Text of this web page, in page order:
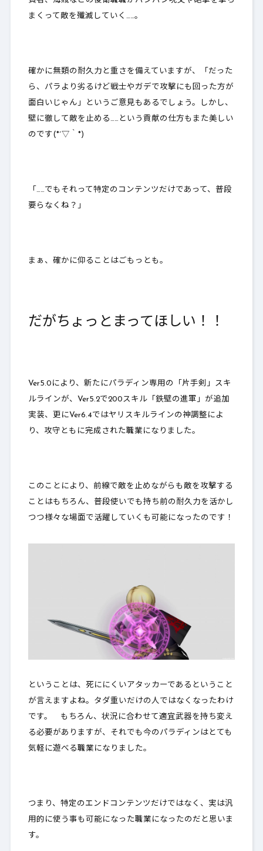
まくって敵を殲滅していく……。
確かに無類の耐久力と重さを備えていますが、「だった
ら、パラより劣るけど戦士やガデで攻撃にも回った方が
面白いじゃん」というご意見もあるでしょう。しかし、
壁に徹して敵を止める……という 貢献の仕方もまた美しい
のです(*´▽｀*)
「……でもそれって 特定のコンテンツだけであって、普段
要らなくね？」
まぁ、確かに仰ることはごもっとも。
だがちょっとまってほしい！！
Ver5.0により、新たにパラディン専用の「片手剣」スキ
ルラインが、Ver5.2で200スキル「鉄壁の進軍」が追加
実装、更にVer6.4ではヤリスキルラインの神調整によ
り、攻守ともに完成された職業になりました。
このことにより、前線で敵を止めながらも敵を攻撃する
ことはもちろん、普段使いでも持ち前の耐久力を活かし
つつ様々な場面で活躍していくも可能になったのです ！
ということは、 死ににくいアタッカーであるということ
が言えますよね。タダ重いだけの人ではなくなったわけ
です。 もちろん、状況に合わせて適宜武器を持ち変え
る必要がありますが、それでも 今のパラディンはとても
気軽に遊べる職業になりました。
つまり、特定のエンドコンテンツだけではなく、実は汎
用的に使う事も可能になった職業になったのだと思いま
す。